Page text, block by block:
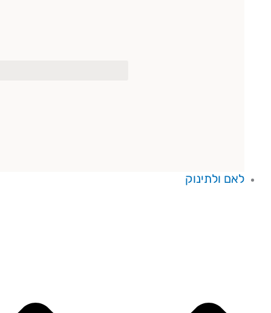
לאם ולתינוק